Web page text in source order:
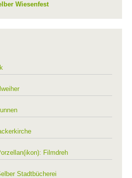
Wiesenfest
Filmdreh
Stadtbücherei